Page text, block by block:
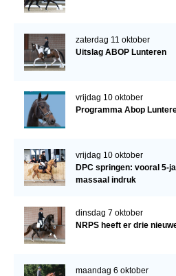
zaterdag 11 oktober
Uitslag ABOP Lunteren
vrijdag 10 oktober
Programma Abop
vrijdag 10 oktober
DPC springen: vooral 5-
massaal indruk
dinsdag 7 oktober
NRPS heeft er drie
maandag 6 oktober